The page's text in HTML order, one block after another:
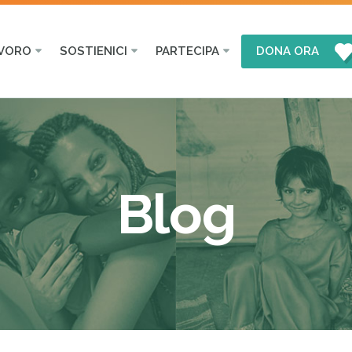
SOSTIENICI PARTECIPA DONA ORA
Blog